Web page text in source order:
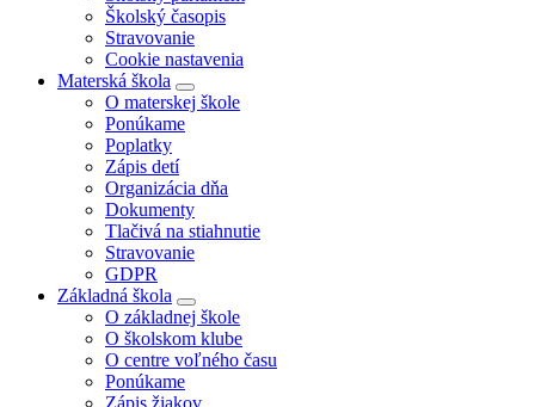
Školský časopis
Stravovanie
Cookie nastavenia
Materská škola
O materskej škole
Ponúkame
Poplatky
Zápis detí
Organizácia dňa
Dokumenty
Tlačivá na stiahnutie
Stravovanie
GDPR
Základná škola
O základnej škole
O školskom klube
O centre voľného času
Ponúkame
Zápis žiakov